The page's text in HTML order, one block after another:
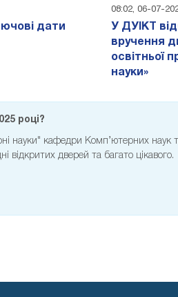
дати
08:02, 06-07-
У ДУІКТ
вручення
освітньої
науки»
році?
науки" кафедри Комп’ютерних
відкритих дверей та багато цікавого.